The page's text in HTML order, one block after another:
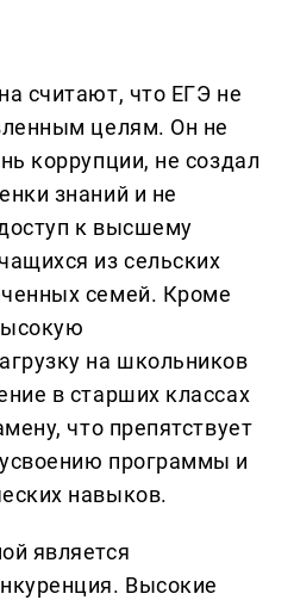
считают, что ЕГЭ не
целям. Он не
коррупции, не создал
знаний и не
к высшему
из сельских
семей. Кроме
на школьников
в старших классах
что препятствует
программы и
навыков.
является
Высокие